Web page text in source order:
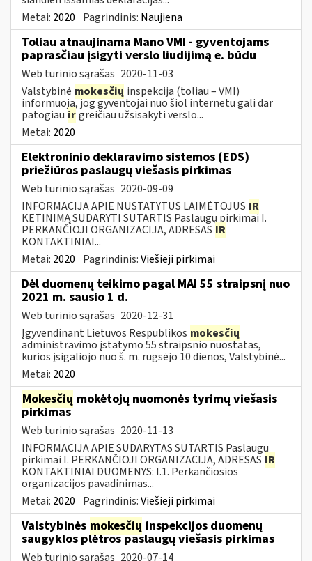
Metai: 2020 Pagrindinis: Naujiena
Toliau atnaujinama Mano VMI - gyventojams
paprasčiau įsigyti verslo liudijimą e. būdu
Web turinio sąrašas 2020-11-03
Valstybinė mokesčių inspekcija (toliau – VMI)
informuoja, jog gyventojai nuo šiol internetu gali dar
patogiau irgreičiau užsisakyti verslo...
Metai: 2020
Elektroninio deklaravimo sistemos (EDS)
priežiūros paslaugų viešasis pirkimas
Web turinio sąrašas 2020-09-09
INFORMACIJA APIE NUSTATYTUS LAIMĖTOJUS IR
KETINIMĄ SUDARYTI SUTARTIS Paslaugų pirkimai I.
PERKANČIOJI ORGANIZACIJA, ADRESAS IR
KONTAKTINIAI...
Metai: 2020 Pagrindinis:Viešieji pirkimai
Dėl duomenų teikimo pagal MAI 55 straipsnį nuo
2021 m. sausio 1 d.
Web turinio sąrašas 2020-12-31
Įgyvendinant Lietuvos Respublikos mokesčių
administravimo įstatymo 55 straipsnio nuostatas,
kurios įsigaliojo nuo š. m. rugsėjo 10 dienos, Valstybinė...
Metai: 2020
Mokesčių mokėtojų nuomonės tyrimų viešasis
pirkimas
Web turinio sąrašas 2020-11-13
INFORMACIJA APIE SUDARYTAS SUTARTIS Paslaugų
pirkimai I. PERKANČIOJI ORGANIZACIJA, ADRESAS IR
KONTAKTINIAI DUOMENYS: I.1. Perkančiosios
organizacijos pavadinimas...
Metai: 2020 Pagrindinis:Viešieji pirkimai
Valstybinės mokesčių inspekcijos duomenų
saugyklos plėtros paslaugų viešasis pirkimas
Web turinio sąrašas 2020-07-14